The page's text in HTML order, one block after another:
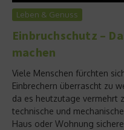
Leben & Genuss
Einbruchschutz –
machen
Viele Menschen fürchten
Einbrechern überrascht zu
da es heutzutage vermehrt
technische und
Haus oder Wohnung